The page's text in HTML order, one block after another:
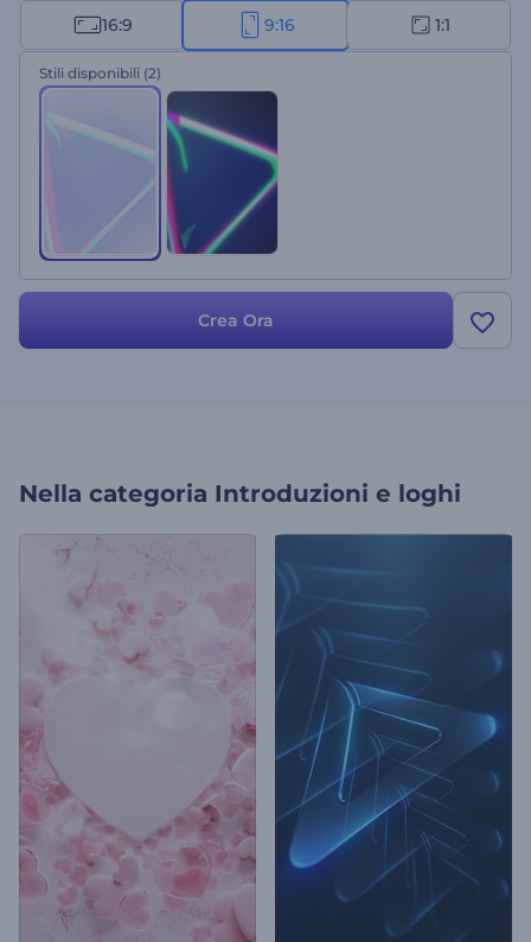
personalizzazione è semplicissima: caricate il vostro logo, digitate il
vostro slogan e selezionate la vostra musica di sottofondo preferita.
Perfetto per i marchi che apprezzano un'estetica delicata, elegante
e minimalista. Provatelo subito!
16:9 9:16 1:1
Stili disponibili (2)
Crea Ora
Nella categoria Introduzioni e loghi